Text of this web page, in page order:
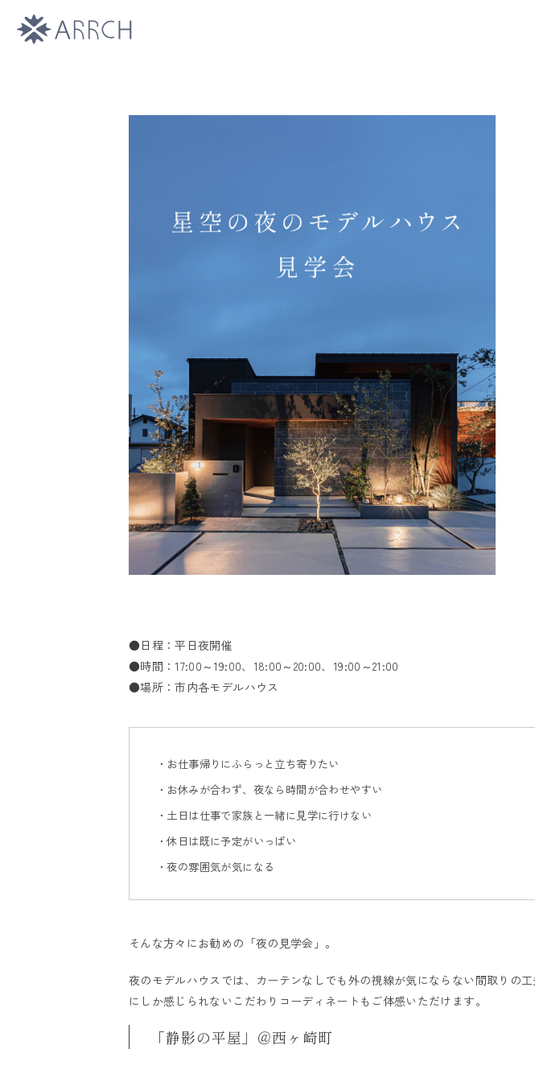
絶対に予算を超えない工夫
平屋に自信があります
お客様満足度レビュー
LINE UP
●日程：平日夜開催
●時間：17:00～19:00、18:00～20:00、19:00～21:00
●場所：市内各モデルハウス
・お仕事帰りにふらっと立ち寄りたい
・お休みが合わず、夜なら時間が合わせやすい
・土日は仕事で家族と一緒に見学に行けない
・休日は既に予定がいっぱい
・夜の雰囲気が気になる
そんな方々にお勧めの「夜の見学会」。
夜のモデルハウスでは、カーテンなしでも外の視線が気にならない間取りの
にしか感じられないこだわりコーディネートもご体感いただけます。
「静影の平屋」＠西ヶ崎町